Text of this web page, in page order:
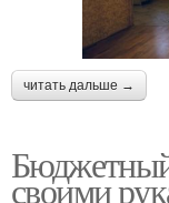
читать дальше →
своими